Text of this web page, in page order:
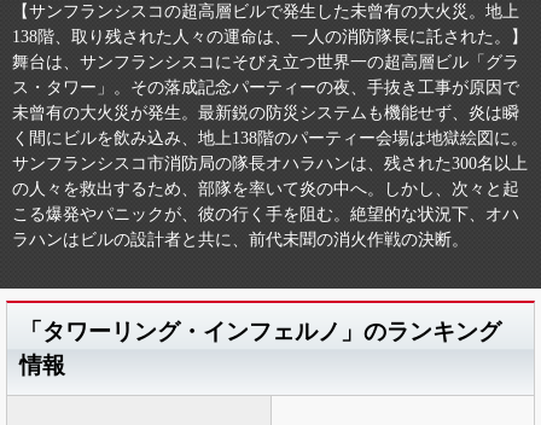
【サンフランシスコの超高層ビルで発生した未曾有の大火災。地上
138階、取り残された人々の運命は、一人の消防隊長に託された。】
舞台は、サンフランシスコにそびえ立つ世界一の超高層ビル「グラ
ス・タワー」。その落成記念パーティーの夜、手抜き工事が原因で
未曾有の大火災が発生。最新鋭の防災システムも機能せず、炎は瞬
く間にビルを飲み込み、地上138階のパーティー会場は地獄絵図に。
サンフランシスコ市消防局の隊長オハラハンは、残された300名以上
の人々を救出するため、部隊を率いて炎の中へ。しかし、次々と起
こる爆発やパニックが、彼の行く手を阻む。絶望的な状況下、オハ
ラハンはビルの設計者と共に、前代未聞の消火作戦の決断。
「タワーリング・インフェルノ」のランキング
情報